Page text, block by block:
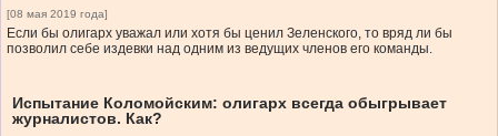
[08 мая 2019 года]
Если бы олигарх уважал или хотя бы ценил Зеленского, то вряд ли бы
позволил себе издевки над одним из ведущих членов его команды.
Испытание Коломойским: олигарх всегда обыгрывает
журналистов. Как?